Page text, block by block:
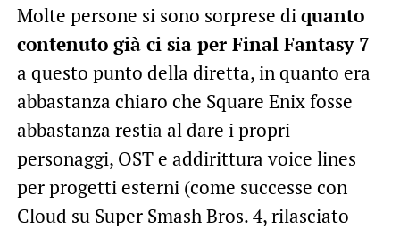
Molte persone si sono sorprese diquanto
contenuto già ci sia per Final Fantasy 7
a questo punto della diretta, in quanto era
abbastanza chiaro che Square Enix fosse
abbastanza restia al dare i propri
personaggi, OST e addirittura voice lines
per progetti esterni (come successe con
Cloud su Super Smash Bros. 4, rilasciato